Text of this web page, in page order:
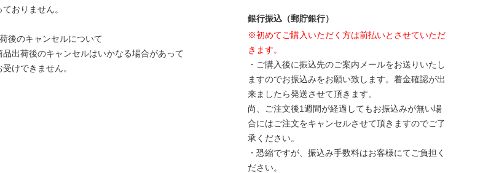
ておりません。
後のキャンセルについて
出荷後のキャンセルはいかなる場合があって
受けできません。
銀行振込（郵貯銀行）
※初めてご購入いただく方は前払いとさせていただ
きます。
・ご購入後に振込先のご案内メールをお送りいたし
ますのでお振込みをお願い致します。着金確認が出
来ましたら発送させて頂きます。
尚、ご注文後1週間が経過してもお振込みが無い場
合にはご注文をキャンセルさせて頂きますのでご了
承ください。
・恐縮ですが、振込み手数料はお客様にてご負担く
ださい。